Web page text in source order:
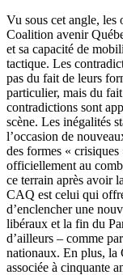
Vu sous cet angle, les
Coalition avenir
et sa capacité de
tactique. Les
pas du fait de leurs
particulier, mais du
contradictions sont
scène. Les inégalités
l’occasion de
des formes «
officiellement au
ce terrain après avoir
CAQ est celui qui
d’enclencher une
libéraux et la fin du
d’ailleurs – comme
nationaux. En plus, la
associée à cinquante